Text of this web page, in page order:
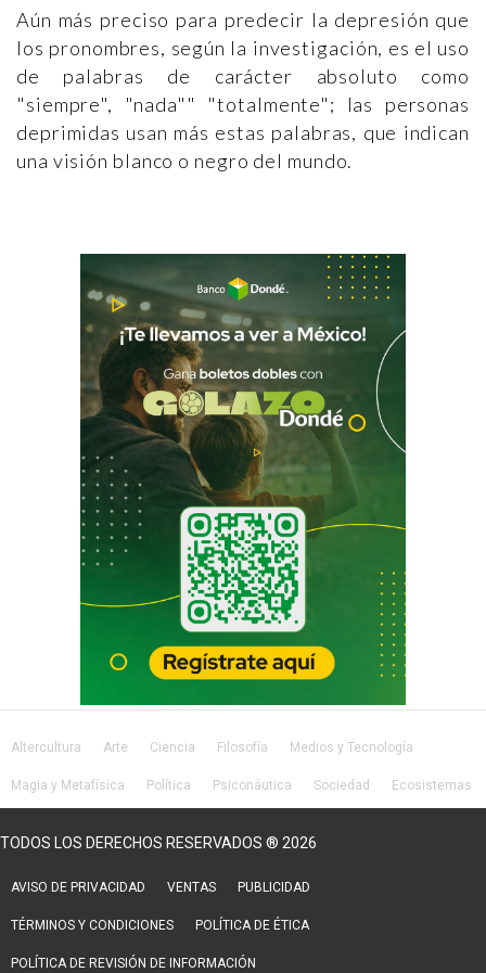
Aún más preciso para predecir la depresión que
los pronombres, según la investigación, es el uso
de palabras de carácter absoluto como
"siempre", "nada"" "totalmente"; las personas
deprimidas usan más estas palabras, que indican
una visión blanco o negro del mundo.
Altercultura Arte Ciencia Filosofía Medios y Tecnología
Magia y Metafísica Política Psiconáutica Sociedad Ecosistemas
TODOS LOS DERECHOS RESERVADOS ® 2026
AVISO DE PRIVACIDAD VENTAS PUBLICIDAD
TÉRMINOS Y CONDICIONES POLÍTICA DE ÉTICA
POLÍTICA DE REVISIÓN DE INFORMACIÓN